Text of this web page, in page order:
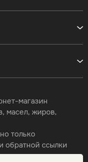
магазин
масел, жиров,
только
обратной ссылки